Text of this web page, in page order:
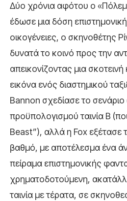
Δύο χρόνια αφότου ο
έδωσε μια δόση
οικογένειες, ο σκηνοθέτης
δυνατά το κοινό προς την
απεικονίζοντας μια σκοτεινή
εικόνα ενός διαστημικού
Bannon σχεδίασε το
προϋπολογισμού ταινία B
Beast”), αλλά η Fox εξέτασε
βαθμό, με αποτέλεσμα ένα
πείραμα επιστημονικής
χρηματοδοτούμενη,
ταινία με τέρατα, σε